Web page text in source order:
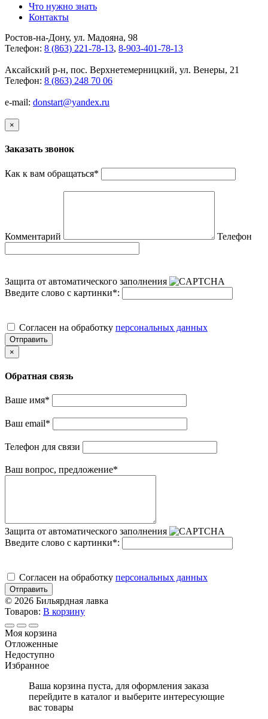
Что нужно знать
Контакты
Ростов-на-Дону, ул. Мадояна, 98
Телефон: 8 (863) 221-78-13, 8-903-401-78-13
Аксайский р-н, пос. Верхнетемерницкий, ул. Венеры, 21
Телефон: 8 (863) 248 70 06
e-mail: donstart@yandex.ru
×
Заказать звонок
Как к вам обращаться*
Комментарий Телефон
Защита от автоматического заполнения
Введите слово с картинки*:
Cогласен на обработку персональных данных
Отправить
×
Обратная связь
Ваше имя*
Ваш email*
Телефон для связи
Ваш вопрос, предложение*
Защита от автоматического заполнения
Введите слово с картинки*:
Cогласен на обработку персональных данных
Отправить
© 2026 Бильярдная лавка
Товаров: В корзину
Моя корзина
Отложенные
Недоступно
Избранное
Ваша корзина пуста, для оформления заказа
перейдите в каталог и выберите интересующие
вас товары